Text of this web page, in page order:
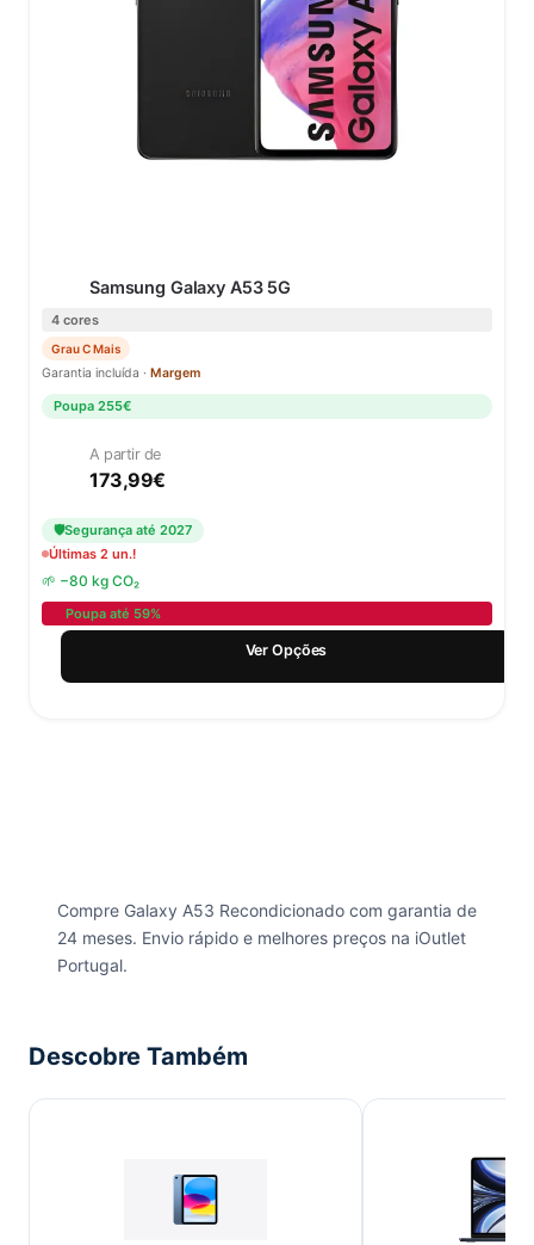
Samsung Galaxy A53 5G
4 cores
Grau C Mais
Garantia incluída · Margem
Poupa 255€
A partir de
173,99€
🛡Segurança até 2027
Últimas 2 un.!
🌱 −80 kg CO₂
Poupa até 59%
Ver Opções
Compre Galaxy A53 Recondicionado com garantia de
24 meses. Envio rápido e melhores preços na iOutlet
Portugal.
Descobre Também